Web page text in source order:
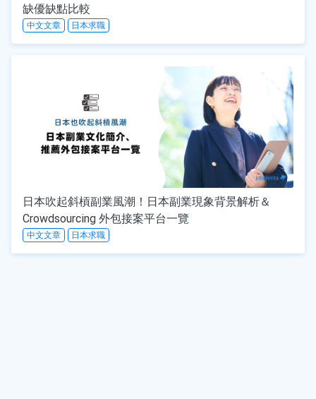
缺優缺點比較
中文文章 日本求職
日本吹起斜槓副業風潮！日本副業現象背景解析＆
Crowdsourcing 外包接案平台一覽
中文文章 日本求職